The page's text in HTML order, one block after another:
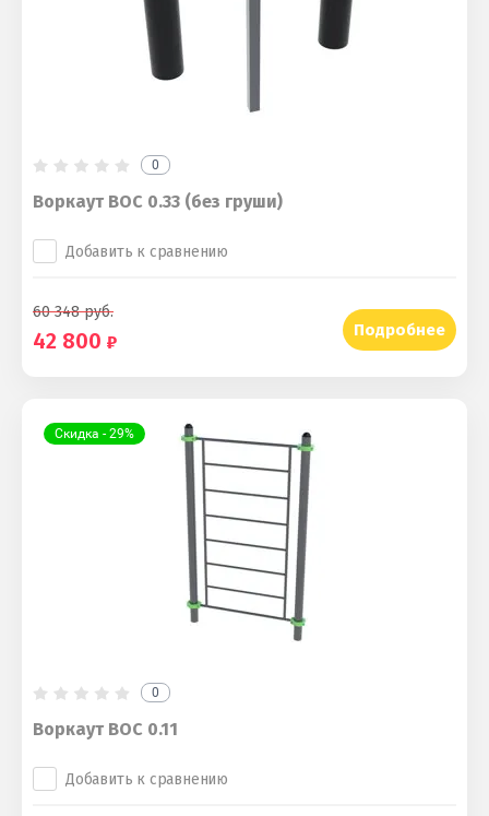
0
Воркаут ВОС 0.33 (без груши)
Добавить к сравнению
60 348руб.
42 800 Подробнее
Скидка - 29%
0
Воркаут ВОС 0.11
Добавить к сравнению